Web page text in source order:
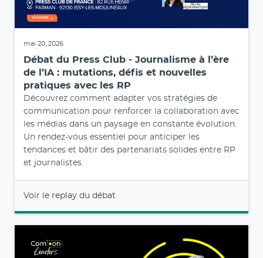
mai 20, 2026
Débat du Press Club - Journalisme à l’ère
de l’IA : mutations, défis et nouvelles
pratiques avec les RP
Découvrez comment adapter vos stratégies de
communication pour renforcer la collaboration avec
les médias dans un paysage en constante évolution.
Un rendez-vous essentiel pour anticiper les
tendances et bâtir des partenariats solides entre RP
et journalistes.
Voir le replay du débat